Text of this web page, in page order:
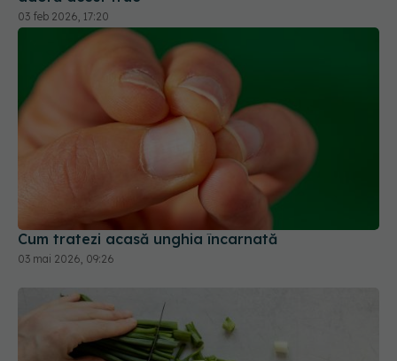
Cum tratezi acasă unghia încarnată